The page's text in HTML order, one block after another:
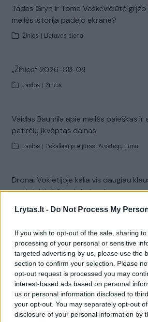
Lrytas.lt - Do Not Process My
If you wish to opt-out of the sale, sharing
processing of your personal or sensitive
targeted advertising by us, please use the
section to confirm your selection. Please
opt-out request is processed you may
interest-based ads based on personal
us or personal information disclosed to
your opt-out. You may separately opt-out
disclosure of your personal information by
Tadas Gryn ir Toma Vaškevičiūtė
meilės istorija padėjo ekrane?
Žinios Lietuvos diena
„Žinios“ 2026-08-08
Laidos Žinios
Vaidas Baumila apie meilės paieškas ir
patirčių įkvėptas dainas
Laidos Pokalbiai prie jūros. Atostogų ritmu
Dronai Vokietijoje kelia vis daugiau
pastebėti virš karinės bazės
Žinios | Pasaulis
Visi įrašai
Žiūrimiausi įrašai